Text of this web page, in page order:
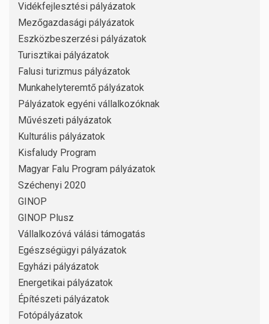
Vidékfejlesztési pályázatok
Mezőgazdasági pályázatok
Eszközbeszerzési pályázatok
Turisztikai pályázatok
Falusi turizmus pályázatok
Munkahelyteremtő pályázatok
Pályázatok egyéni vállalkozóknak
Művészeti pályázatok
Kulturális pályázatok
Kisfaludy Program
Magyar Falu Program pályázatok
Széchenyi 2020
GINOP
GINOP Plusz
Vállalkozóvá válási támogatás
Egészségügyi pályázatok
Egyházi pályázatok
Energetikai pályázatok
Építészeti pályázatok
Fotópályázatok